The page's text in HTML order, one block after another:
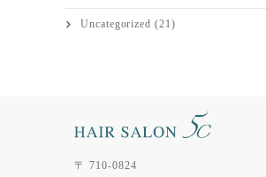
Uncategorized (21)
〒 710-0824